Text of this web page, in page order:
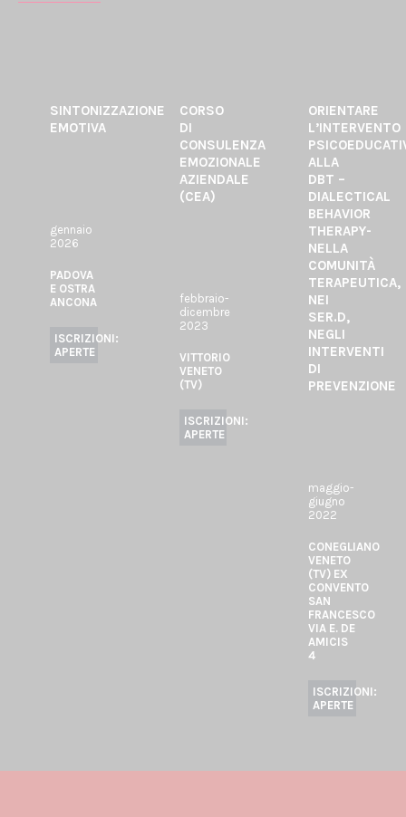
SINTONIZZAZIONE
EMOTIVA
gennaio
2026
PADOVA
E OSTRA
ANCONA
ISCRIZIONI:
APERTE
CORSO
DI
CONSULENZA
EMOZIONALE
AZIENDALE
(CEA)
febbraio-
dicembre
2023
VITTORIO
VENETO
(TV)
ISCRIZIONI:
APERTE
ORIENTARE
L’INTERVENTO
ALLA
DBT –
DIALECTICAL
BEHAVIOR
THERAPY-
NELLA
COMUNITÀ
TERAPEUTICA,
NEI
SER.D,
NEGLI
INTERVENTI
DI
PREVENZIONE
maggio-
giugno
2022
CONEGLIANO
VENETO
(TV) EX
CONVENTO
SAN
FRANCESCO
VIA E. DE
AMICIS
4
ISCRIZIONI:
APERTE